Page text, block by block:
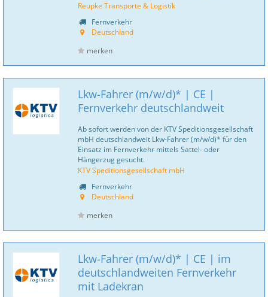
Reupke Transporte & Logistik
Fernverkehr
Deutschland
merken
Lkw-Fahrer (m/w/d)* | CE |
Fernverkehr deutschlandweit
Ab sofort werden von der KTV Speditionsgesellschaft
mbH deutschlandweit Lkw-Fahrer (m/w/d)* für den
Einsatz im Fernverkehr mittels Sattel- oder
Hängerzug gesucht.
KTV Speditionsgesellschaft mbH
Fernverkehr
Deutschland
merken
Lkw-Fahrer (m/w/d)* | CE | im
deutschlandweiten Fernverkehr
mit Ladekran